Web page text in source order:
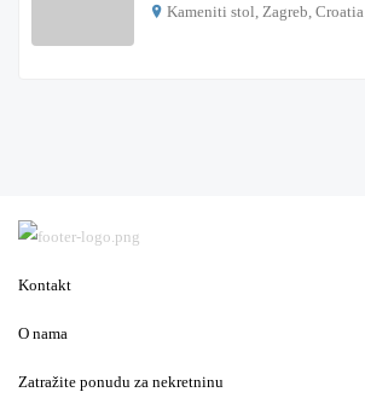
Kameniti stol, Zagreb, Croatia
Kontakt
O nama
Zatražite ponudu za nekretninu